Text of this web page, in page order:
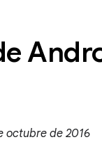
octubre de 2016